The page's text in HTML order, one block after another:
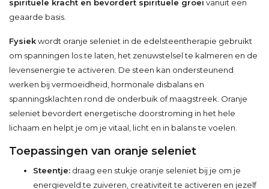
spirituele kracht en bevordert spirituele groei vanuit een
geaarde basis.
Fysiekwordt oranje seleniet in de edelsteentherapie gebruikt
om spanningen los te laten, het zenuwstelsel te kalmeren en de
levensenergie te activeren. De steen kan ondersteunend
werken bij vermoeidheid, hormonale disbalans en
spanningsklachten rond de onderbuik of maagstreek. Oranje
seleniet bevordert energetische doorstroming in het hele
lichaam en helpt je om je vitaal, licht en in balans te voelen.
Toepassingen van oranje seleniet
Steentje: draag een stukje oranje seleniet bij je om je
energieveld te zuiveren, creativiteit te activeren en jezelf